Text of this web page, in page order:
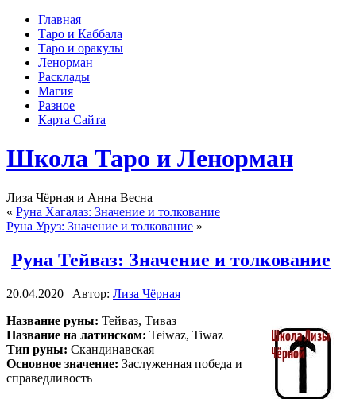
Главная
Таро и Каббала
Таро и оракулы
Ленорман
Расклады
Магия
Разное
Карта Сайта
Школа Таро и Ленорман
Лиза Чёрная и Анна Весна
« Руна Хагалаз: Значение и толкование
Руна Уруз: Значение и толкование »
Руна Тейваз: Значение и толкование
20.04.2020 | Автор: Лиза Чёрная
Название руны: Тейваз, Тиваз
Название на латинском: Teiwaz, Tiwaz
Тип руны: Скандинавская
Основное значение: Заслуженная победа и
справедливость